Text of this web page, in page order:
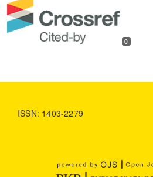
0
ISSN: 1403-2279